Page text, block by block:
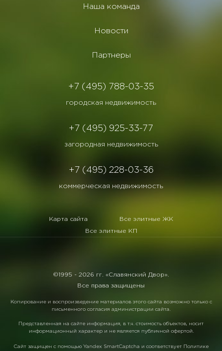
Наша команда
Новости
Партнеры
+7 (495) 788-03-35
городская недвижимость
+7 (495) 925-33-77
загородная недвижимость
+7 (495) 228-03-36
коммерческая недвижимость
Карта сайта Все элитные ЖК
Все элитные КП
©1995 - 2026 гг. «Славянский Двор».
Все права защищены
Копирование и воспроизведение материалов этого сайта возможно только с
письменного согласия администрации сайта.
Представленная на сайте информация, в т.ч. стоимость объектов, носит
информационный характер и не является публичной офертой.
Сайт защищен с помощью Yandex SmartCaptcha и соответствует Политике